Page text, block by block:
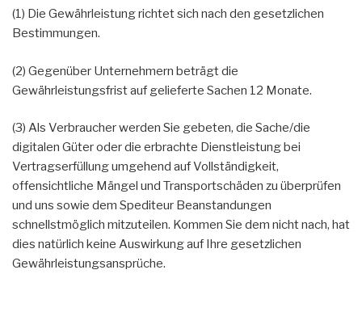
(1) Die Gewährleistung richtet sich nach den gesetzlichen
Bestimmungen.
(2) Gegenüber Unternehmern beträgt die
Gewährleistungsfrist auf gelieferte Sachen 12 Monate.
(3) Als Verbraucher werden Sie gebeten, die Sache/die
digitalen Güter oder die erbrachte Dienstleistung bei
Vertragserfüllung umgehend auf Vollständigkeit,
offensichtliche Mängel und Transportschäden zu überprüfen
und uns sowie dem Spediteur Beanstandungen
schnellstmöglich mitzuteilen. Kommen Sie dem nicht nach, hat
dies natürlich keine Auswirkung auf Ihre gesetzlichen
Gewährleistungsansprüche.